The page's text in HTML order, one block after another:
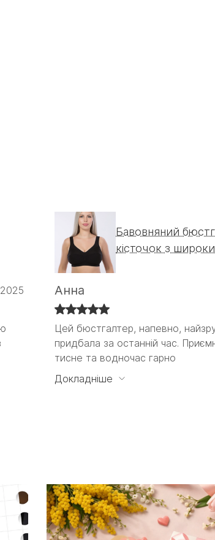
Бавовняний
кісточок з
Анна
Цей бюстгалтер, напевно,
придбала за останній час.
тисне та водночас гарно
Цей бюстгалтер, напевно,
придбала за останній час.
тисне та водночас гарно тримає.
які б впивались в тіло або давили
Задоволена на всі 100
Докладніше